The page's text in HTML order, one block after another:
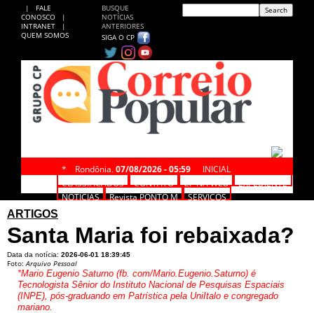
|
FALE
CONOSCO
|
INTRANET
|
QUEM SOMOS
BUSQUE
NOTÍCIAS
ANTERIORES
SIGA O CP
* Rondônia, 07/08/2026 - 05:59
INICIAL
CLASSIFICADOS
CONTATO CP NA WEB
EXPEDIENTE
NOTÍCIAS
Revista PONTO M
SERVIÇOS
ARTIGOS
Santa Maria foi rebaixada?
Data da notícia: 2026-06-01 18:39:45
Foto:Arquivo Pessoal
*Mario Eugenio Saturno (fb. com/Mario.Eugenio.Saturno) é
Tecnologista Sênior do Instituto Nacional de Pesquisas Espaciais
(INPE), pós-graduando em Patrística pela UniItalo e congregado
mariano.